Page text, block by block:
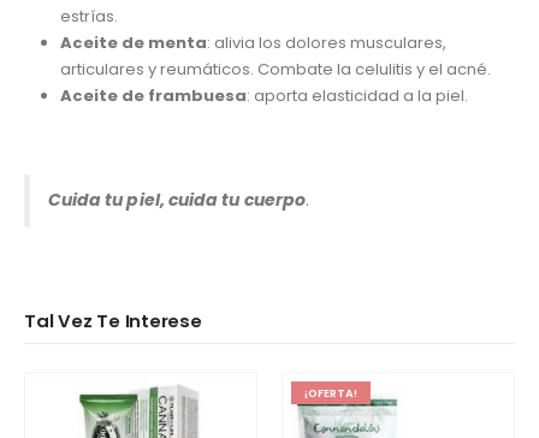
estrías.
Aceite de menta: alivia los dolores musculares,
articulares y reumáticos. Combate la celulitis y el acné.
Aceite de frambuesa: aporta elasticidad a la piel.
Cuida tu piel, cuida tu cuerpo.
Tal Vez Te Interese
¡OFERTA!